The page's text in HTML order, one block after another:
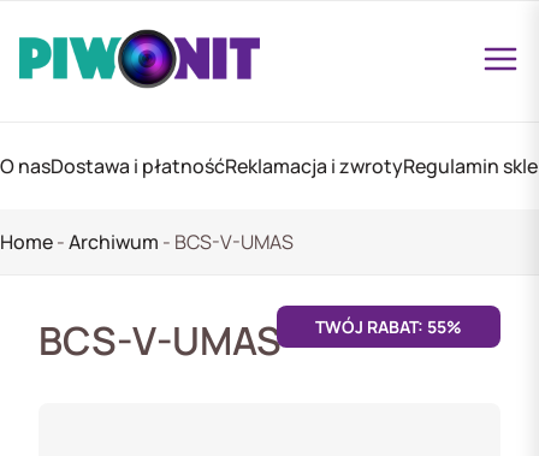
O nasDostawa i płatnośćReklamacja i zwrotyRegulamin
Home-Archiwum - BCS-V-UMAS
BCS-V-UMAS TWÓJ RABAT: 55%